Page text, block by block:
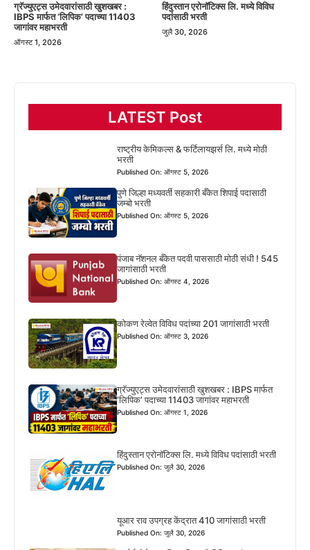
ग्रॅज्युएट्स उमेदवारांसाठी खुशखबर :
IBPS मार्फत ‘लिपिक’ पदाच्या 11403
जागांवर महाभरती
ऑगस्ट 1, 2026
हिंदुस्तान एरोनॉटिक्स लि. मध्ये विविध
पदांसाठी भरती
जुलै 30, 2026
LATEST Post
राष्ट्रीय केमिकल्स & फर्टिलायझर्स लि. मध्ये मोठी
भरती
Published On: ऑगस्ट 5, 2026
पुणे जिल्हा मध्यवर्ती सहकारी बँकेत शिपाई पदासाठी
जम्बो भरती
Published On: ऑगस्ट 5, 2026
पंजाब नॅशनल बँकेत पदवी पाससाठी मोठी संधी ! 545
जागांसाठी भरती
Published On: ऑगस्ट 4, 2026
कोकण रेल्वेत विविध पदांच्या 201 जागांसाठी भरती
Published On: ऑगस्ट 3, 2026
ग्रॅज्युएट्स उमेदवारांसाठी खुशखबर : IBPS मार्फत
‘लिपिक’ पदाच्या 11403 जागांवर महाभरती
Published On: ऑगस्ट 1, 2026
हिंदुस्तान एरोनॉटिक्स लि. मध्ये विविध पदांसाठी भरती
Published On: जुलै 30, 2026
यूआर राव उपग्रह केंद्रात 410 जागांसाठी भरती
Published On: जुलै 30, 2026